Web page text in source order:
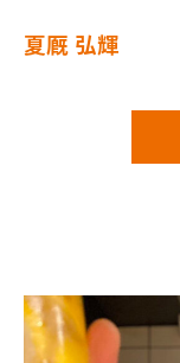
夏厩 弘輝